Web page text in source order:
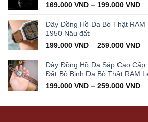
169.000 VND – 199.000 VND
Dây Đồng Hồ Da Bò Thật
1950 Nâu đất
199.000 VND – 259.000 VND
Dây Đồng Hồ Da Sáp Cao Cấp
Đất Bộ Binh Da Bò Thật RAM
199.000 VND – 259.000 VND